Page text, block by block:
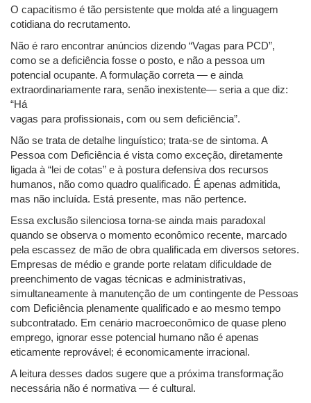
O capacitismo é tão persistente que molda até a linguagem
cotidiana do recrutamento.
Não é raro encontrar anúncios dizendo “Vagas para PCD”,
como se a deficiência fosse o posto, e não a pessoa um
potencial ocupante. A formulação correta — e ainda
extraordinariamente rara, senão inexistente— seria a que diz:
“Há
vagas para profissionais, com ou sem deficiência”.
Não se trata de detalhe linguístico; trata-se de sintoma. A
Pessoa com Deficiência é vista como exceção, diretamente
ligada à “lei de cotas” e à postura defensiva dos recursos
humanos, não como quadro qualificado. É apenas admitida,
mas não incluída. Está presente, mas não pertence.
Essa exclusão silenciosa torna-se ainda mais paradoxal
quando se observa o momento econômico recente, marcado
pela escassez de mão de obra qualificada em diversos setores.
Empresas de médio e grande porte relatam dificuldade de
preenchimento de vagas técnicas e administrativas,
simultaneamente à manutenção de um contingente de Pessoas
com Deficiência plenamente qualificado e ao mesmo tempo
subcontratado. Em cenário macroeconômico de quase pleno
emprego, ignorar esse potencial humano não é apenas
eticamente reprovável; é economicamente irracional.
A leitura desses dados sugere que a próxima transformação
necessária não é normativa — é cultural.